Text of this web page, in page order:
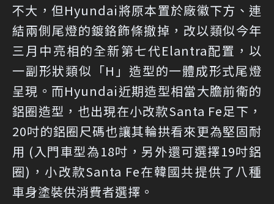
不大，但Hyundai將原本置於廠徽下方、連
結兩側尾燈的鍍鉻飾條撤掉，改以類似今年
三月中亮相的全新第七代Elantra配置，以
一副形狀類似「H」造型的一體成形式尾燈
呈現。而Hyundai近期造型相當大膽前衛的
鋁圈造型，也出現在小改款Santa Fe足下，
20吋的鋁圈尺碼也讓其輪拱看來更為堅固耐
用 (入門車型為18吋，另外還可選擇19吋鋁
圈)，小改款Santa Fe在韓國共提供了八種
車身塗裝供消費者選擇。